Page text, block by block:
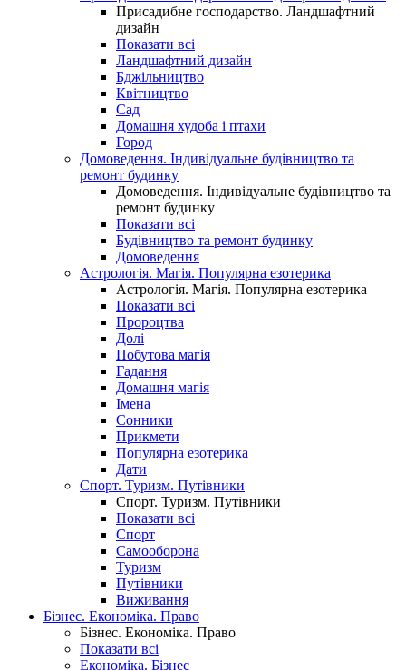
Присадибне господарство. Ландшафтний
дизайн
Показати всі
Ландшафтний дизайн
Бджільництво
Квітництво
Сад
Домашня худоба і птахи
Город
Домоведення. Індивідуальне будівництво та
ремонт будинку
Домоведення. Індивідуальне будівництво та
ремонт будинку
Показати всі
Будівництво та ремонт будинку
Домоведення
Астрологія. Магія. Популярна езотерика
Астрологія. Магія. Популярна езотерика
Показати всі
Пророцтва
Долі
Побутова магія
Гадання
Домашня магія
Імена
Сонники
Прикмети
Популярна езотерика
Дати
Спорт. Туризм. Путівники
Спорт. Туризм. Путівники
Показати всі
Спорт
Самооборона
Туризм
Путівники
Виживання
Бізнес. Економіка. Право
Бізнес. Економіка. Право
Показати всі
Економіка. Бізнес